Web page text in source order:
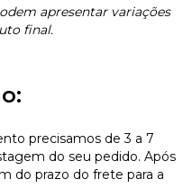
apresentar variações
final.
precisamos de 3 a 7
do seu pedido. Após
do prazo do frete para a